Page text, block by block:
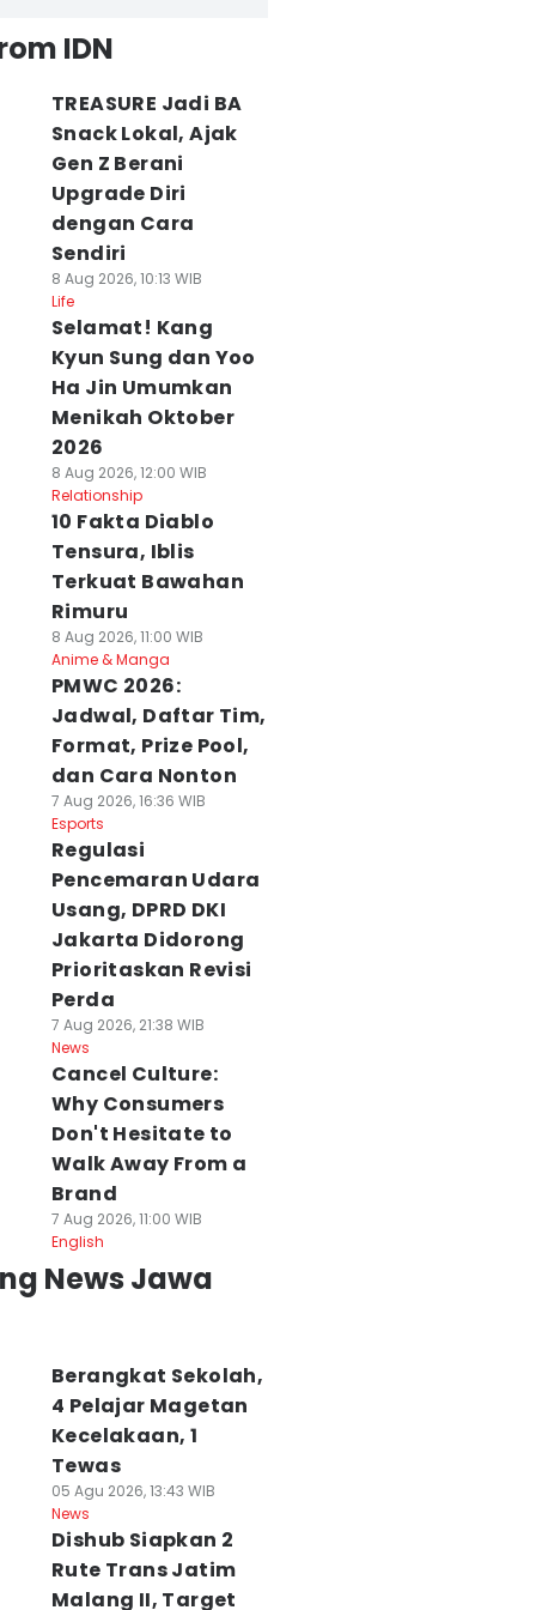
Nenek
Tahun di
Dibekuk
Agu 2026, 10:06 WIB
Tanah Wakaf
Diduga Diserobot,
Jemaah Masjid
Rahmat Surabaya
Protes
News
IDN
TREASURE Jadi BA
Snack Lokal, Ajak
Gen Z Berani
Upgrade Diri
dengan Cara
Sendiri
8 Aug 2026, 10:13 WIB
Life
Selamat! Kang
Kyun Sung dan Yoo
Ha Jin Umumkan
Menikah Oktober
2026
8 Aug 2026, 12:00 WIB
Relationship
10 Fakta Diablo
Tensura, Iblis
Terkuat Bawahan
Rimuru
8 Aug 2026, 11:00 WIB
Anime & Manga
PMWC 2026:
Jadwal, Daftar Tim,
Format, Prize Pool,
dan Cara Nonton
7 Aug 2026, 16:36 WIB
Esports
Regulasi
Pencemaran Udara
Usang, DPRD DKI
Jakarta Didorong
Prioritaskan Revisi
Perda
7 Aug 2026, 21:38 WIB
News
Cancel Culture:
Why Consumers
Don't Hesitate to
Walk Away From a
Brand
7 Aug 2026, 11:00 WIB
English
News Jawa
Berangkat Sekolah,
4 Pelajar Magetan
Kecelakaan, 1
Tewas
05 Agu 2026, 13:43 WIB
News
Dishub Siapkan 2
Rute Trans Jatim
Malang II, Target